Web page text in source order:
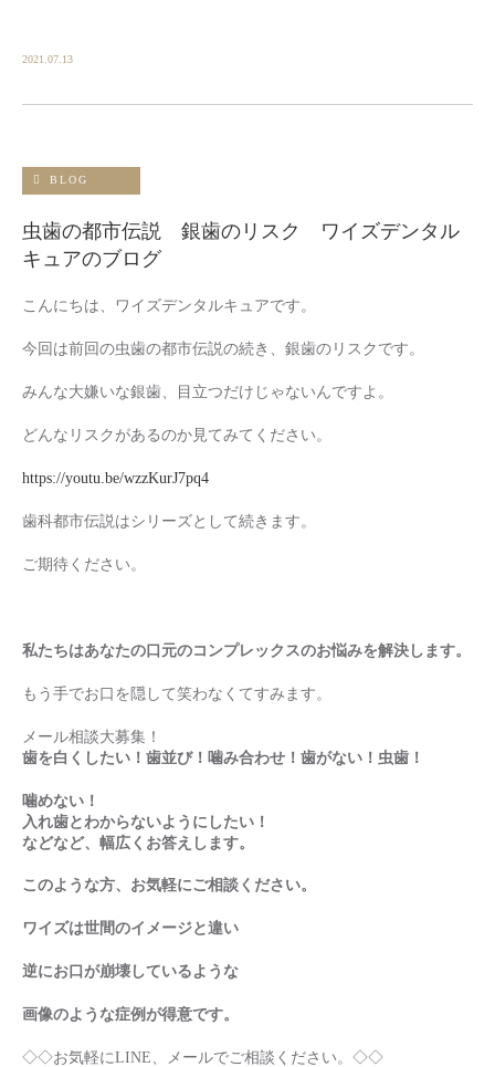
2021.07.13
BLOG
虫歯の都市伝説 銀歯のリスク ワイズデンタル
キュアのブログ
こんにちは、ワイズデンタルキュアです。
今回は前回の虫歯の都市伝説の続き、銀歯のリスクです。
みんな大嫌いな銀歯、目立つだけじゃないんですよ。
どんなリスクがあるのか見てみてください。
https://youtu.be/wzzKurJ7pq4
歯科都市伝説はシリーズとして続きます。
ご期待ください。
私たちはあなたの口元のコンプレックスのお悩みを解決します。
もう手でお口を隠して笑わなくてすみます。
メール相談大募集！
歯を白くしたい！歯並び！噛み合わせ！歯がない！虫歯！
噛めない！
入れ歯とわからないようにしたい！
などなど、幅広くお答えします。
このような方、お気軽にご相談ください。
ワイズは世間のイメージと違い
逆にお口が崩壊しているような
画像のような症例が得意です。
◇◇お気軽にLINE、メールでご相談ください。◇◇